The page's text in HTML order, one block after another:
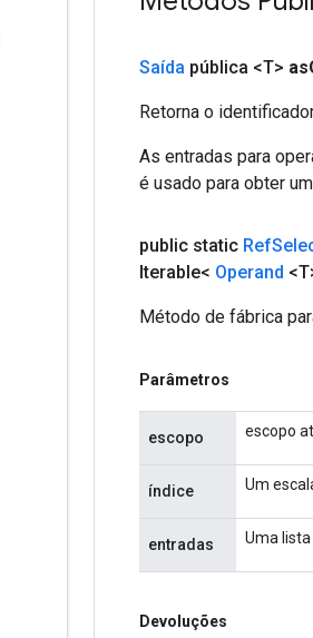
Saída pública <T> as
Retorna o
As entradas para
é usado para obter
public static Ref
Iterable< Operand
Método de fábrica
Parâmetros
escopo escopo
índice Um
entradas Uma
Devoluções